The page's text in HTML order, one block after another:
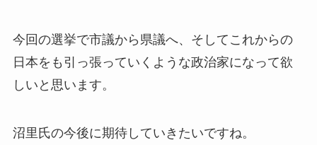
今回の選挙で市議から県議へ、そしてこれからの
日本をも引っ張っていくような政治家になって欲
しいと思います。
沼里氏の今後に期待していきたいですね。